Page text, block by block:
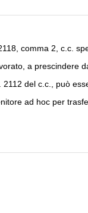
comma 2, c.c.
a prescindere
del c.c., può
ad hoc per